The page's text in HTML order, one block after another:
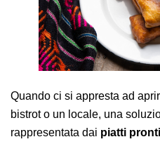
Quando ci si appresta ad
bistrot o un locale, una
rappresentata dai piatti